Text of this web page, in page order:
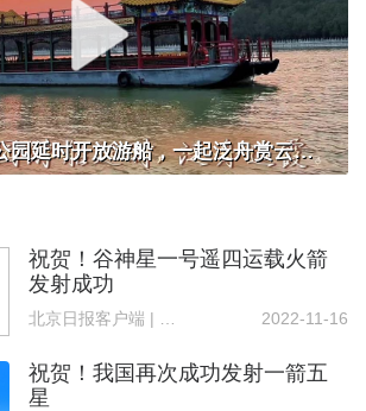
北京多家市属公园延时开放游船，一起泛舟赏云霞！
祝贺！谷神星一号遥四运载火箭
发射成功
2022-11-16
祝贺！我国再次成功发射一箭五
星